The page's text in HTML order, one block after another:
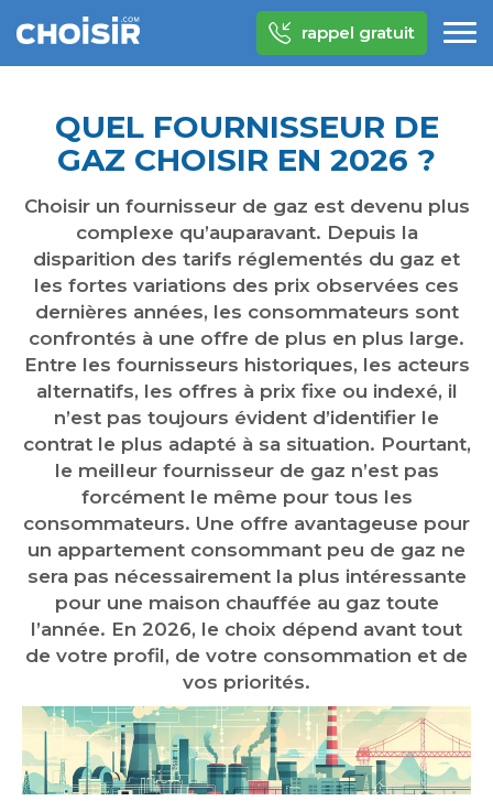
rappel gratuit
QUEL FOURNISSEUR DE
GAZ CHOISIR EN 2026 ?
Choisir un fournisseur de gaz est devenu plus
complexe qu’auparavant. Depuis la
disparition des tarifs réglementés du gaz et
les fortes variations des prix observées ces
dernières années, les consommateurs sont
confrontés à une offre de plus en plus large.
Entre les fournisseurs historiques, les acteurs
alternatifs, les offres à prix fixe ou indexé, il
n’est pas toujours évident d’identifier le
contrat le plus adapté à sa situation. Pourtant,
le meilleur fournisseur de gaz n’est pas
forcément le même pour tous les
consommateurs. Une offre avantageuse pour
un appartement consommant peu de gaz ne
sera pas nécessairement la plus intéressante
pour une maison chauffée au gaz toute
l’année. En 2026, le choix dépend avant tout
de votre profil, de votre consommation et de
vos priorités.